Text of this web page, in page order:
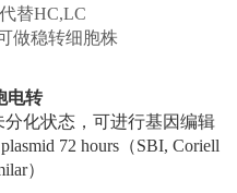
替HC,LC
做稳转细胞株
电转
分化状态，可进行基因编辑
72 hours（SBI, Coriell
）